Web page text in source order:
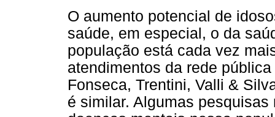
O aumento potencial de
saúde, em especial, o da
população está cada vez
atendimentos da rede
Fonseca, Trentini, Valli &
é similar. Algumas